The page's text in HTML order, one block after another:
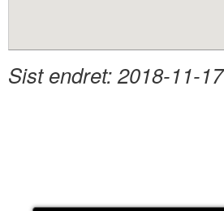
Sist endret:2018-11-17